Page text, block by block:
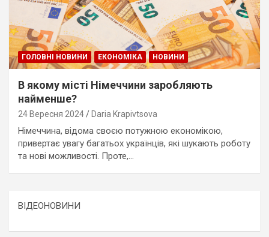
ГОЛОВНІ НОВИНИ ЕКОНОМІКА НОВИНИ
В якому місті Німеччини заробляють
найменше?
24 Вересня 2024 Daria Krapivtsova
Німеччина, відома своєю потужною економікою,
привертає увагу багатьох українців, які шукають роботу
та нові можливості. Проте,…
ВІДЕОНОВИНИ